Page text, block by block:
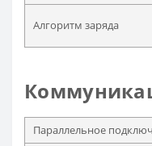
Алгоритм заряда
Параллельное